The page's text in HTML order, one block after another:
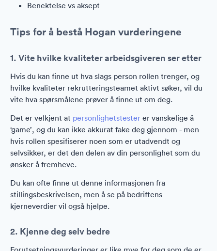
Benektelse vs aksept
Tips for å bestå Hogan vurderingene
1. Vite hvilke kvaliteter arbeidsgiveren ser etter
Hvis du kan finne ut hva slags person rollen trenger, og
hvilke kvaliteter rekrutteringsteamet aktivt søker, vil du
vite hva spørsmålene prøver å finne ut om deg.
Det er velkjent at personlighetstester er vanskelige å
‘game’, og du kan ikke akkurat fake deg gjennom - men
hvis rollen spesifiserer noen som er utadvendt og
selvsikker, er det den delen av din personlighet som du
ønsker å fremheve.
Du kan ofte finne ut denne informasjonen fra
stillingsbeskrivelsen, men å se på bedriftens
kjerneverdier vil også hjelpe.
2. Kjenne deg selv bedre